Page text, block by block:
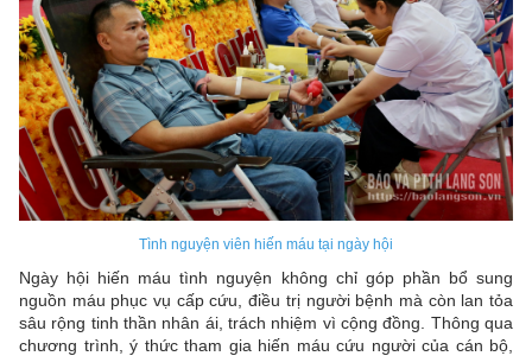
Tình nguyện viên hiến máu tại ngày hội
Ngày hội hiến máu tình nguyện không chỉ góp phần bổ sung
nguồn máu phục vụ cấp cứu, điều trị người bệnh mà còn lan tỏa
sâu rộng tinh thần nhân ái, trách nhiệm vì cộng đồng. Thông qua
chương trình, ý thức tham gia hiến máu cứu người của cán bộ,